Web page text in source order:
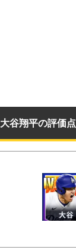
大谷翔平の評価点